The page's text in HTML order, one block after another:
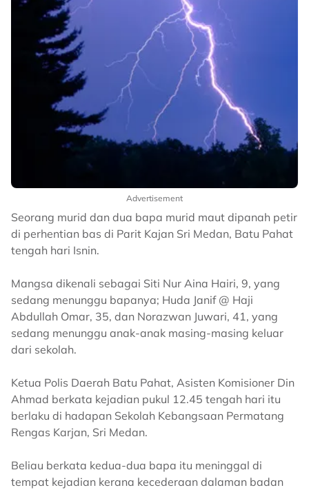
Advertisement
Seorang murid dan dua bapa murid maut dipanah petir
di perhentian bas di Parit Kajan Sri Medan, Batu Pahat
tengah hari Isnin.
Mangsa dikenali sebagai Siti Nur Aina Hairi, 9, yang
sedang menunggu bapanya; Huda Janif @ Haji
Abdullah Omar, 35, dan Norazwan Juwari, 41, yang
sedang menunggu anak-anak masing-masing keluar
dari sekolah.
Ketua Polis Daerah Batu Pahat, Asisten Komisioner Din
Ahmad berkata kejadian pukul 12.45 tengah hari itu
berlaku di hadapan Sekolah Kebangsaan Permatang
Rengas Karjan, Sri Medan.
Beliau berkata kedua-dua bapa itu meninggal di
tempat kejadian kerana kecederaan dalaman badan